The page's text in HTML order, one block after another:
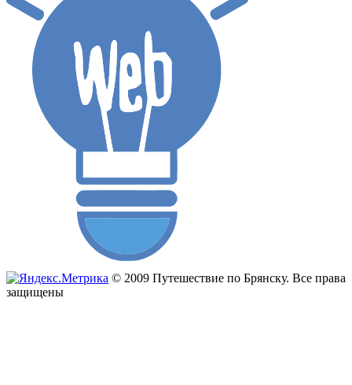
© 2009 Путешествие по Брянску. Все права
защищены